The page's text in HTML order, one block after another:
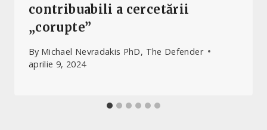
contribuabili a cercetării
„corupte”
By Michael Nevradakis PhD, The Defender
aprilie 9, 2024